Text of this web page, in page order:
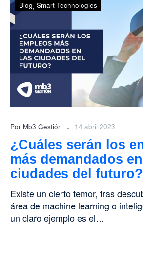
empleos
más
en
las
del
futuro?
Blog Smart Technologies
Por Mb3 Gestión - 14 abril 2023
¿Cuáles serán los
más demandados
ciudades del futuro?
Existe un cierto temor, tras
área de machine learning o
un claro ejemplo es el…